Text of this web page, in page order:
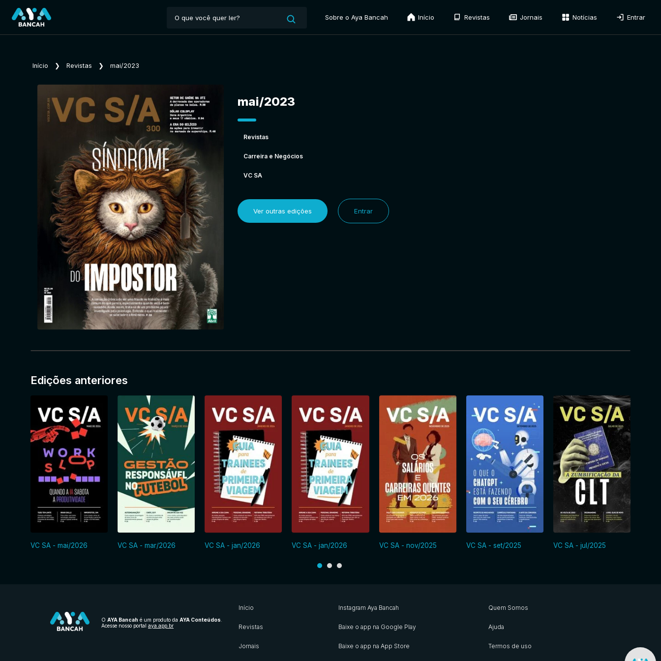
Sobre o Aya Bancah Início Revistas Jornais Notícias Entrar
Início ❯ Revistas ❯ mai/2023
mai/2023
Revistas
Carreira e Negócios
VC SA
Ver outras edições Entrar
Edições anteriores
VC SA - mai/2026 VC SA - mar/2026 VC SA - jan/2026 VC SA - jan/2026 VC SA - nov/2025 VC SA - set/2025 VC SA - jul/2025
O AYA Bancah é um produto da AYA Conteúdos
Acesse nosso portal aya.app.br
Início
Revistas
Jornais
Instagram Aya Bancah
Baixe o app na Google Play
Baixe o app na App Store
Quem Somos
Ajuda
Termos de uso